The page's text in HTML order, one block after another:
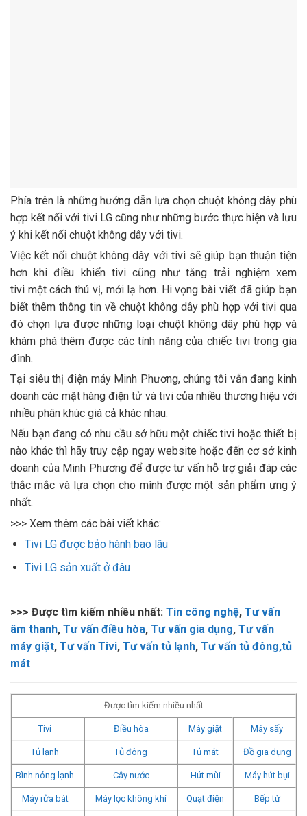
Phía trên là những hướng dẫn lựa chọn chuột không dây phù
hợp kết nối với tivi LG cũng như những bước thực hiện và lưu
ý khi kết nối chuột không dây với tivi.
Việc kết nối chuột không dây với tivi sẽ giúp bạn thuận tiện
hơn khi điều khiển tivi cũng như tăng trải nghiệm xem
tivi một cách thú vị, mới lạ hơn. Hi vọng bài viết đã giúp bạn
biết thêm thông tin về chuột không dây phù hợp với tivi qua
đó chọn lựa được những loại chuột không dây phù hợp và
khám phá thêm được các tính năng của chiếc tivi trong gia
đình.
Tại siêu thị điện máy Minh Phương, chúng tôi vẫn đang kinh
doanh các mặt hàng điện tử và tivi của nhiều thương hiệu với
nhiều phân khúc giá cả khác nhau.
Nếu bạn đang có nhu cầu sở hữu một chiếc tivi hoặc thiết bị
nào khác thì hãy truy cập ngay website hoặc đến cơ sở kinh
doanh của Minh Phương để được tư vấn hỗ trợ giải đáp các
thắc mắc và lựa chọn cho mình được một sản phẩm ưng ý
nhất.
>>> Xem thêm các bài viết khác:
Tivi LG được bảo hành bao lâu
Tivi LG sản xuất ở đâu
>>> Được tìm kiếm nhiều nhất: Tin công nghệ, Tư vấn
âm thanh, Tư vấn điều hòa, Tư vấn gia dụng, Tư vấn
máy giặt, Tư vấn Tivi, Tư vấn tủ lạnh, Tư vấn tủ đông,tủ
mát
Được tìm kiếm nhiều nhất
Tivi Điều hòa Máy giặt Máy sấy
Tủ lạnh Tủ đông Tủ mát Đồ gia dụng
Bình nóng lạnh Cây nước Hút mùi Máy hút bụi
Máy rửa bát Máy lọc không khí Quạt điện Bếp từ